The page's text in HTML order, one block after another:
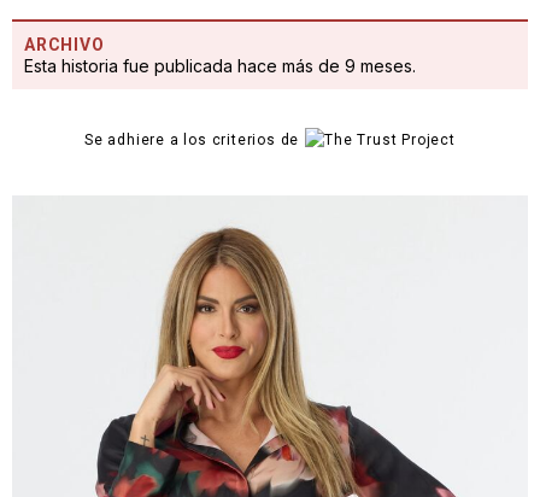
ARCHIVO
Esta historia fue publicada hace más de 9 meses.
Se adhiere a los criterios de